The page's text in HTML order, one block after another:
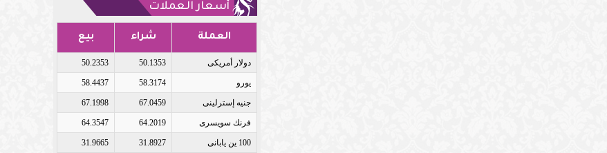
أسعار العملات
العملة شراء بيع
دولار أمريكى 50.1353
50.2353
يورو 58.3174
58.4437
جنيه إسترلينى 67.0459
67.1998
فرنك سويسرى 64.2019
64.3547
100 ين يابانى 31.8927
31.9665